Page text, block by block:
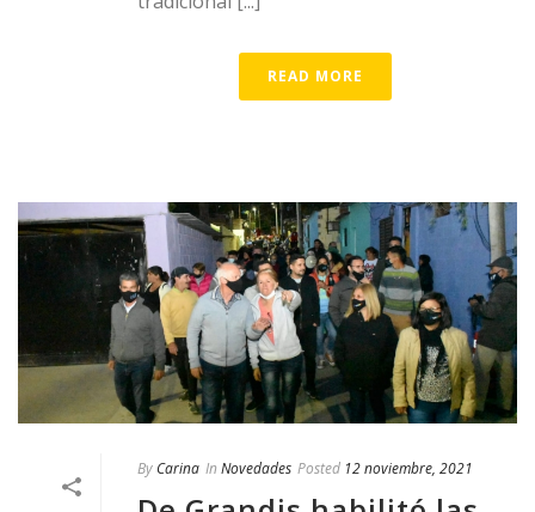
READ MORE
By Carina In Novedades Posted 12 noviembre, 2021